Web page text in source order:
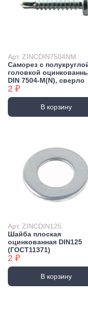
Арт. ZINCDIN7504NM
Саморез с
головкой
DIN 7504-М(N), сверло
2 ₽
В корзину
Арт. ZINCDIN125
Шайба плоская
оцинкованная DIN125
(ГОСТ11371)
2 ₽
В корзину